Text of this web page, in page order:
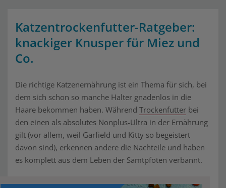
Katzentrockenfutter-Ratgeber:
knackiger Knusper für Miez und
Co.
Die richtige Katzenernährung ist ein Thema für sich, bei
dem sich schon so manche Halter gnadenlos in die
Haare bekommen haben. Während Trockenfutter bei
den einen als absolutes Nonplus-Ultra in der Ernährung
gilt (vor allem, weil Garfield und Kitty so begeistert
davon sind), erkennen andere die Nachteile und haben
es komplett aus dem Leben der Samtpfoten verbannt.